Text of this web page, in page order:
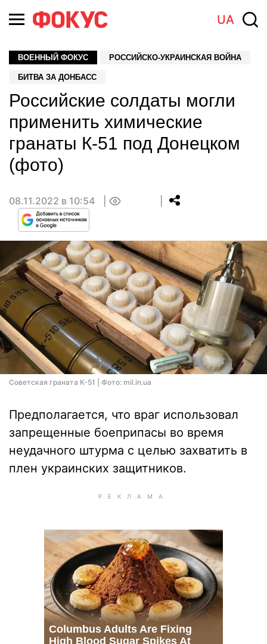
UA
ВОЕННЫЙ ФОКУС РОССИЙСКО-УКРАИНСКАЯ ВОЙНА
БИТВА ЗА ДОНБАСС
Российские солдаты могли
применить химические
гранаты К-51 под Донецком
(фото)
08.11.2022 в 10:54
Советская граната К-51 | Фото: mil.in.ua
Предполагается, что враг использовал
запрещенные боеприпасы во время
неудачного штурма с целью захватить в
плен украинских защитников.